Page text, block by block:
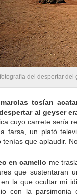
del despertar
tosían
al geyser
cuyo carrete sería
farsa, un plató
tenías que aplaudir.
en camello me
que sustentaran
en la que ocultar mi
con la parsimonia